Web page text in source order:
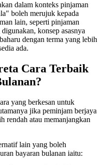
dalam konteks pinjaman
boleh merujuk kepada
lain, seperti pinjaman
konsep asasnya
dengan terma yang lebih
ada.
Cara Terbaik
yang berkesan untuk
jika peminjam berjaya
rendah atau memanjangkan
lain yang boleh
bayaran bulanan iaitu: